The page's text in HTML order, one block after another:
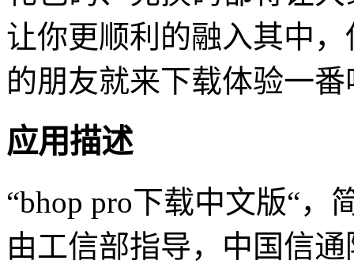
让你更顺利的融入其中
的朋友就来下载体验一
应用描述
“bhop pro下载中文版“，
由工信部指导，中国信